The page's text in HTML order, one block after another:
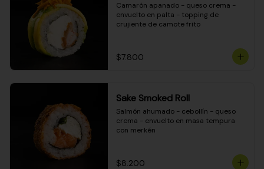
Camarón apanado - queso crema -
envuelto en palta - topping de
crujiente de camote frito
$7.800
Sake Smoked Roll
Salmón ahumado - cebollín - queso
crema - envuelto en masa tempura
con merkén
$8.200